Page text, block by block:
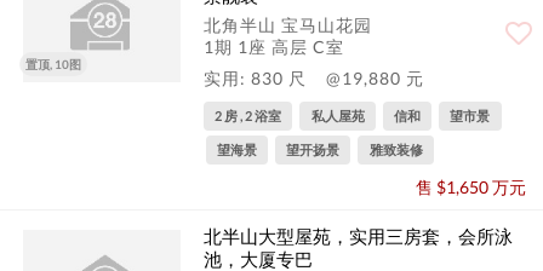
置顶, 10图
北角半山 宝马山花园
1期 1座 高层 C室
实用: 830 尺
@19,880 元
2 房 , 2 浴室 私人屋苑 信和 望市景
望海景 望开扬景 雅致装修
售 $1,650 万元
北半山大型屋苑，实用三房套，会所泳
池，大厦专巴